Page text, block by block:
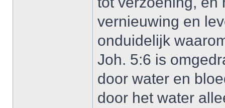
vernieuwing en
onduidelijk
Joh. 5:6 is
door water en
door het water